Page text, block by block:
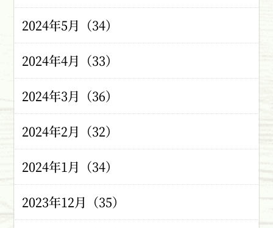
2024年5月（34）
2024年4月（33）
2024年3月（36）
2024年2月（32）
2024年1月（34）
2023年12月（35）